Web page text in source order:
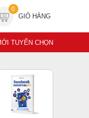
0
GIỎ HÀNG
TUYỂN CHỌN